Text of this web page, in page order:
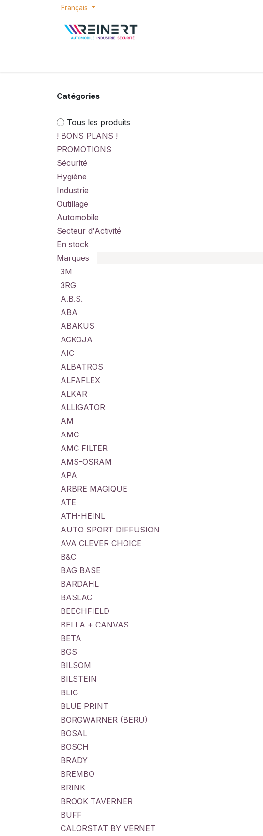
Se rendre au contenu
Français
Catégories
Tous les produits
! BONS PLANS !
PROMOTIONS
Sécurité
Hygiène
Industrie
Outillage
Automobile
Secteur d'Activité
En stock
Marques
3M
3RG
A.B.S.
ABA
ABAKUS
ACKOJA
AIC
ALBATROS
ALFAFLEX
ALKAR
ALLIGATOR
AM
AMC
AMC FILTER
AMS-OSRAM
APA
ARBRE MAGIQUE
ATE
ATH-HEINL
AUTO SPORT DIFFUSION
AVA CLEVER CHOICE
B&C
BAG BASE
BARDAHL
BASLAC
BEECHFIELD
BELLA + CANVAS
BETA
BGS
BILSOM
BILSTEIN
BLIC
BLUE PRINT
BORGWARNER (BERU)
BOSAL
BOSCH
BRADY
BREMBO
BRINK
BROOK TAVERNER
BUFF
CALORSTAT BY VERNET